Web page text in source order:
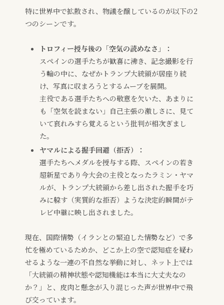
特に世界中で拡散され、物議を醸しているのが以下の2
つのシーンです。
トロフィー授与後の「空気の読めなさ」：
スペインの選手たちが歓喜に沸き、記念撮影を行
う輪の中に、なぜかトランプ大統領が居座り続
け、写真に収まろうとするムーブを展開。
主役である選手たちへの敬意を欠いた、あまりに
も「空気を読まない」自己主張の激しさに、見て
いて哀れみすら覚えるという批判が相次ぎまし
た。
ヤマルによる握手回避（拒否）：
選手たちへメダルを授与する際、スペインの若き
超新星であり今大会の主役となったラミン・ヤマ
ルが、トランプ大統領から差し出された握手を巧
みに躱す（実質的な拒否）ような決定的瞬間がテ
レビ中継に映し出されました。
現在、国際情勢（イランとの緊迫した情勢など）で多
忙を極めているためか、どこか上の空で認知症を疑わ
せるような一連の不自然な挙動に対し、ネット上では
「大統領の精神状態や認知機能は本当に大丈夫なの
か？」と、皮肉と懸念が入り混じった声が世界中で飛
び交っています。